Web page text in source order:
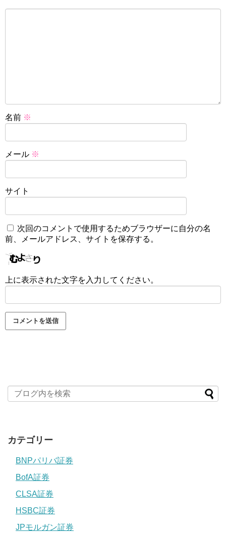
名前 ※
メール ※
サイト
次回のコメントで使用するためブラウザーに自分の名
前、メールアドレス、サイトを保存する。
上に表示された文字を入力してください。
カテゴリー
BNPパリバ証券
BofA証券
CLSA証券
HSBC証券
JPモルガン証券